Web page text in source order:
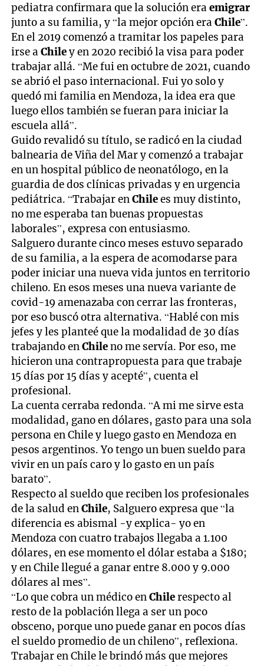
pediatra confirmara que la solución eraemigrar
junto a su familia, y “la mejor opción eraChile”.
En el 2019 comenzó a tramitar los papeles para
irse a Chiley en 2020 recibió la visa para poder
trabajar allá. “Me fui en octubre de 2021, cuando
se abrió el paso internacional. Fui yo solo y
quedó mi familia en Mendoza, la idea era que
luego ellos también se fueran para iniciar la
escuela allá”.
Guido revalidó su título, se radicó en la ciudad
balnearia de Viña del Mar y comenzó a trabajar
en un hospital público de neonatólogo, en la
guardia de dos clínicas privadas y en urgencia
pediátrica. “Trabajar enChilees muy distinto,
no me esperaba tan buenas propuestas
laborales”, expresa con entusiasmo.
Salguero durante cinco meses estuvo separado
de su familia, a la espera de acomodarse para
poder iniciar una nueva vida juntos en territorio
chileno. En esos meses una nueva variante de
covid-19 amenazaba con cerrar las fronteras,
por eso buscó otra alternativa. “Hablé con mis
jefes y les planteé que la modalidad de 30 días
trabajando enChileno me servía. Por eso, me
hicieron una contrapropuesta para que trabaje
15 días por 15 días y acepté”, cuenta el
profesional.
La cuenta cerraba redonda. “A mi me sirve esta
modalidad, gano en dólares, gasto para una sola
persona en Chile y luego gasto en Mendoza en
pesos argentinos. Yo tengo un buen sueldo para
vivir en un país caro y lo gasto en un país
barato”.
Respecto al sueldo que reciben los profesionales
de la salud enChile, Salguero expresa que “la
diferencia es abismal -y explica- yo en
Mendoza con cuatro trabajos llegaba a 1.100
dólares, en ese momento el dólar estaba a $180;
y en Chile llegué a ganar entre 8.000 y 9.000
dólares al mes”.
“Lo que cobra un médico enChilerespecto al
resto de la población llega a ser un poco
obsceno, porque uno puede ganar en pocos días
el sueldo promedio de un chileno”, reflexiona.
Trabajar en Chile le brindó más que mejores